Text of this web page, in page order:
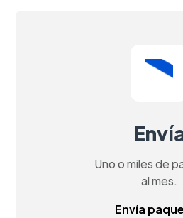
Uno o miles de
al mes.
Envía